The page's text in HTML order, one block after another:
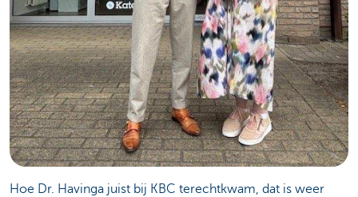
Hoe Dr. Havinga juist bij KBC terechtkwam, dat is weer